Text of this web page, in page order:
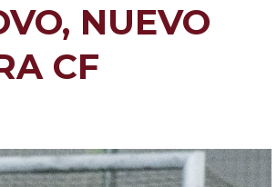
NUEVO
CF